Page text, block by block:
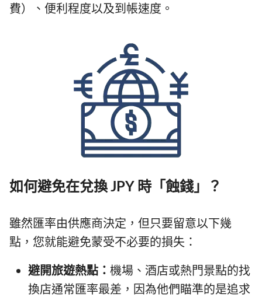
費）、便利程度以及到帳速度。
如何避免在兌換 JPY 時「蝕錢」？
雖然匯率由供應商決定，但只要留意以下幾
點，您就能避免蒙受不必要的損失：
避開旅遊熱點： 機場、酒店或熱門景點的找
換店通常匯率最差，因為他們瞄準的是追求